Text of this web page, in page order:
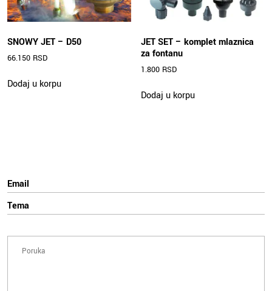
SNOWY JET – D50
66.150 RSD
Dodaj u korpu
JET SET – komplet mlaznica
za fontanu
1.800 RSD
Dodaj u korpu